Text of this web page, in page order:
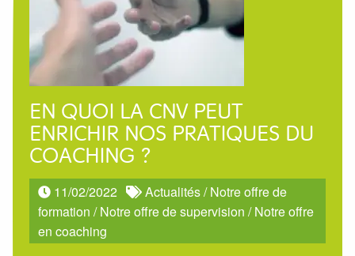
EN QUOI LA CNV PEUT
ENRICHIR NOS PRATIQUES DU
COACHING ?
11/02/2022 Actualités/Notre offre de
formation /Notre offre de supervision /Notre offre
en coaching